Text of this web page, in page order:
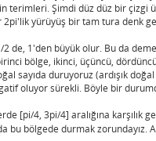
terimleri. Şimdi düz düz bir
2pi'lik yürüyüş bir tam tura denk
2 de, 1'den büyük olur. Bu da
bölge, ikinci, üçüncü,
sayıda duruyoruz (ardışık
oluyor sürekli. Böyle bir
[pi/4, 3pi/4] aralığına karşılık
bu bölgede durmak zorundayız.